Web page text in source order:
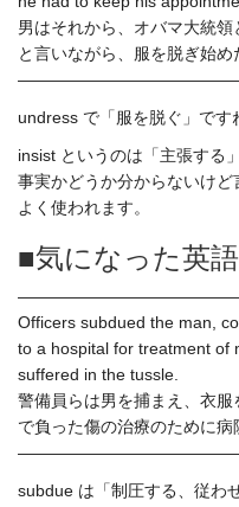
男はそれから、オバマ大統
と言いながら、服を脱ぎ始め
undress で「服を脱ぐ」です
insist というのは「主張する
事実かどうか分からないけ
よく使われます。
■気になった英
Officers subdued the man,
to a hospital for treatment of
suffered in the tussle.
警備員らは男を捕まえ、衣
で負った傷の治療のために病
subdue は「制圧する、従わ